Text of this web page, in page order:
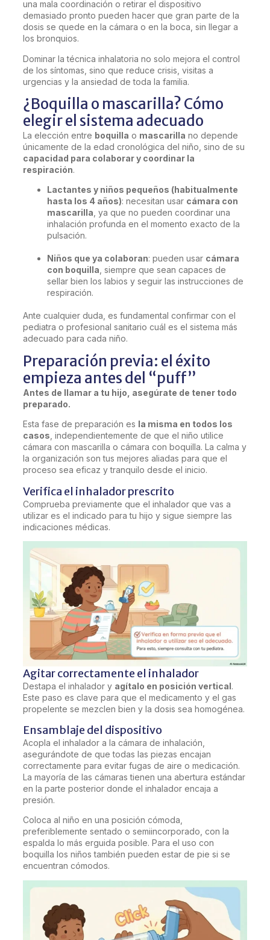
una mala coordinación o retirar el dispositivo
demasiado pronto pueden hacer que gran parte de la
dosis se quede en la cámara o en la boca, sin llegar a
los bronquios.
Dominar la técnica inhalatoria no solo mejora el control
de los síntomas, sino que reduce crisis, visitas a
urgencias y la ansiedad de toda la familia.
¿Boquilla o mascarilla? Cómo
elegir el sistema adecuado
La elección entre boquilla o mascarilla no depende
únicamente de la edad cronológica del niño, sino de su
capacidad para colaborar y coordinar la
respiración.
Lactantes y niños pequeños (habitualmente
hasta los 4 años): necesitan usar cámara con
mascarilla , ya que no pueden coordinar una
inhalación profunda en el momento exacto de la
pulsación.
Niños que ya colaboran: pueden usar cámara
con boquilla , siempre que sean capaces de
sellar bien los labios y seguir las instrucciones de
respiración.
Ante cualquier duda, es fundamental confirmar con el
pediatra o profesional sanitario cuál es el sistema más
adecuado para cada niño.
Preparación previa: el éxito
empieza antes del “puff”
Antes de llamar a tu hijo, asegúrate de tener todo
preparado.
Esta fase de preparación es la misma en todos los
casos , independientemente de que el niño utilice
cámara con mascarilla o cámara con boquilla. La calma y
la organización son tus mejores aliadas para que el
proceso sea eficaz y tranquilo desde el inicio.
Verifica el inhalador prescrito
Comprueba previamente que el inhalador que vas a
utilizar es el indicado para tu hijo y sigue siempre las
indicaciones médicas.
Agitar correctamente el inhalador
Destapa el inhalador y agítalo en posición vertical.
Este paso es clave para que el medicamento y el gas
propelente se mezclen bien y la dosis sea homogénea.
Ensamblaje del dispositivo
Acopla el inhalador a la cámara de inhalación,
asegurándote de que todas las piezas encajan
correctamente para evitar fugas de aire o medicación.
La mayoría de las cámaras tienen una abertura estándar
en la parte posterior donde el inhalador encaja a
presión.
Coloca al niño en una posición cómoda,
preferiblemente sentado o semiincorporado, con la
espalda lo más erguida posible. Para el uso con
boquilla los niños también pueden estar de pie si se
encuentran cómodos.